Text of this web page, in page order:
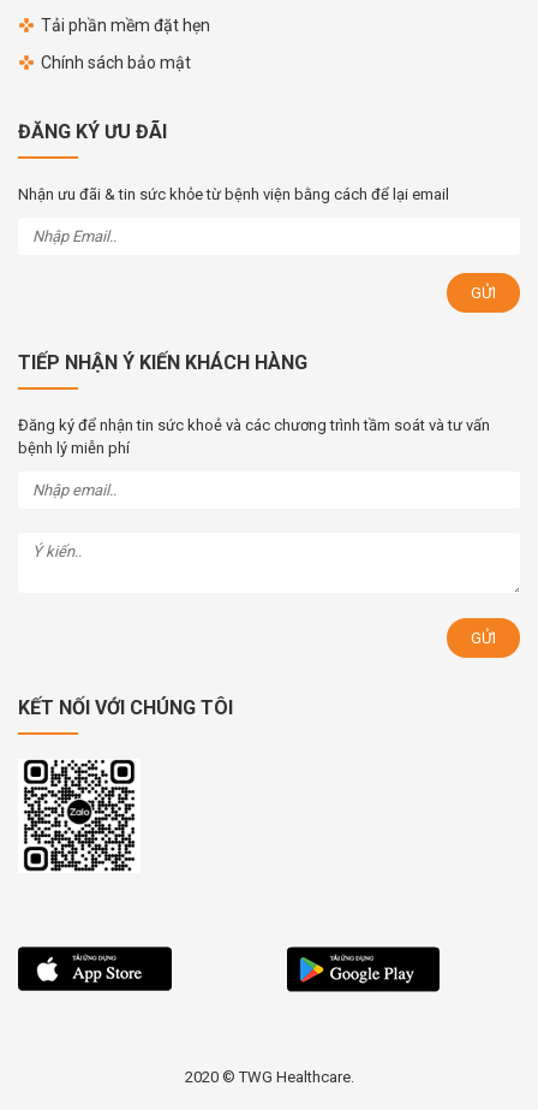
Tải phần mềm đặt hẹn
Chính sách bảo mật
ĐĂNG KÝ ƯU ĐÃI
Nhận ưu đãi & tin sức khỏe từ bệnh viện bằng cách để lại email
TIẾP NHẬN Ý KIẾN KHÁCH HÀNG
Đăng ký để nhận tin sức khoẻ và các chương trình tầm soát và tư vấn
bệnh lý miễn phí
KẾT NỐI VỚI CHÚNG TÔI
2020 © TWG Healthcare.